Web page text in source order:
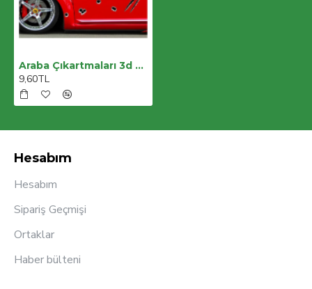
Araba Çıkartmaları 3d Kurşun Delik Sticker
9,60TL
Hesabım
Hesabım
Sipariş Geçmişi
Ortaklar
Haber bülteni